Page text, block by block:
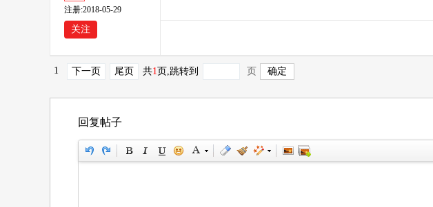
注册:2018-05-29
关注
1 下一页 尾页 共1页 ,跳转到 页
回复帖子